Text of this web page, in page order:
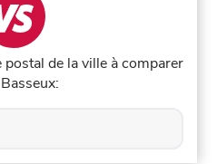
de la ville à comparer